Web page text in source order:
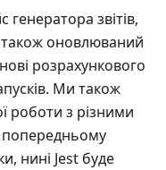
звітів,
також оновлюваний
розрахункового
Ми також
роботи з різними
нині Jest буде